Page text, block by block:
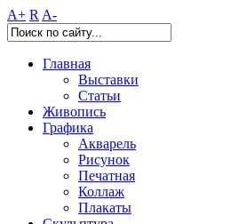
A+ R A-
Главная
Выставки
Статьи
Живопись
Графика
Акварель
Рисунок
Печатная
Коллаж
Плакаты